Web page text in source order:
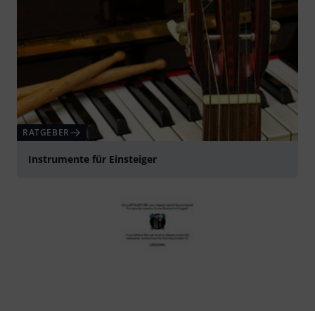
RATGEBER
Instrumente für Einsteiger